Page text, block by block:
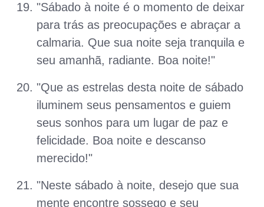
"Sábado à noite é o momento de deixar
para trás as preocupações e abraçar a
calmaria. Que sua noite seja tranquila e
seu amanhã, radiante. Boa noite!"
"Que as estrelas desta noite de sábado
iluminem seus pensamentos e guiem
seus sonhos para um lugar de paz e
felicidade. Boa noite e descanso
merecido!"
"Neste sábado à noite, desejo que sua
mente encontre sossego e seu